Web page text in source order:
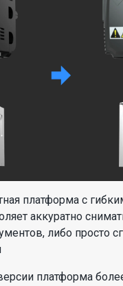
платформа с
аккуратно
либо просто
платформа